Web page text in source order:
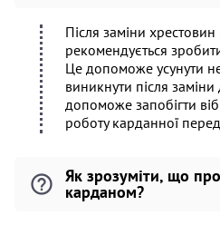
Після заміни
рекомендується
Це допоможе усунути
виникнути після
допоможе запобігти
роботу карданної
Як зрозуміти, що
карданом?